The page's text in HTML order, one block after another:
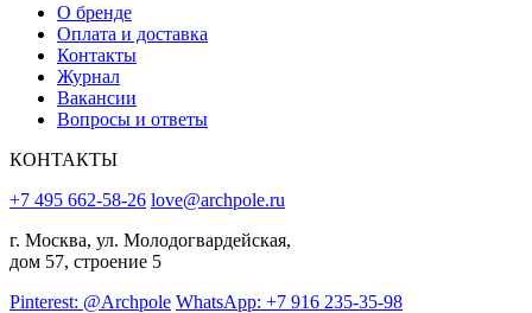
О бренде
Оплата и доставка
Контакты
Журнал
Вакансии
Вопросы и ответы
КОНТАКТЫ
+7 495 662-58-26 love@archpole.ru
г. Москва, ул. Молодогвардейская,
дом 57, строение 5
Pinterest: @Archpole WhatsApp: +7 916 235-35-98